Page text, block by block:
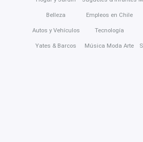
Belleza
Autos y Vehículos
Yates & Barcos
Empleos en Chile
Tecnología
Música Moda Arte